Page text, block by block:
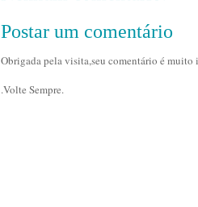
Postar um comentário
Obrigada pela visita,seu comentário é
.Volte Sempre.